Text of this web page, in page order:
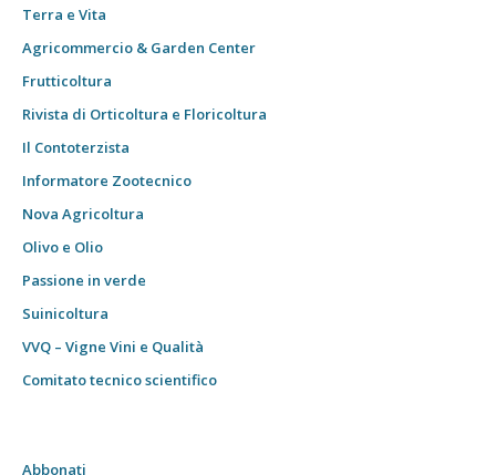
Terra e Vita
Agricommercio & Garden Center
Frutticoltura
Rivista di Orticoltura e Floricoltura
Il Contoterzista
Informatore Zootecnico
Nova Agricoltura
Olivo e Olio
Passione in verde
Suinicoltura
VVQ – Vigne Vini e Qualità
Comitato tecnico scientifico
Abbonati